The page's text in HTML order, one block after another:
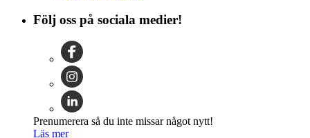
Följ oss på sociala medier!
Prenumerera så du inte missar något nytt!
Läs mer